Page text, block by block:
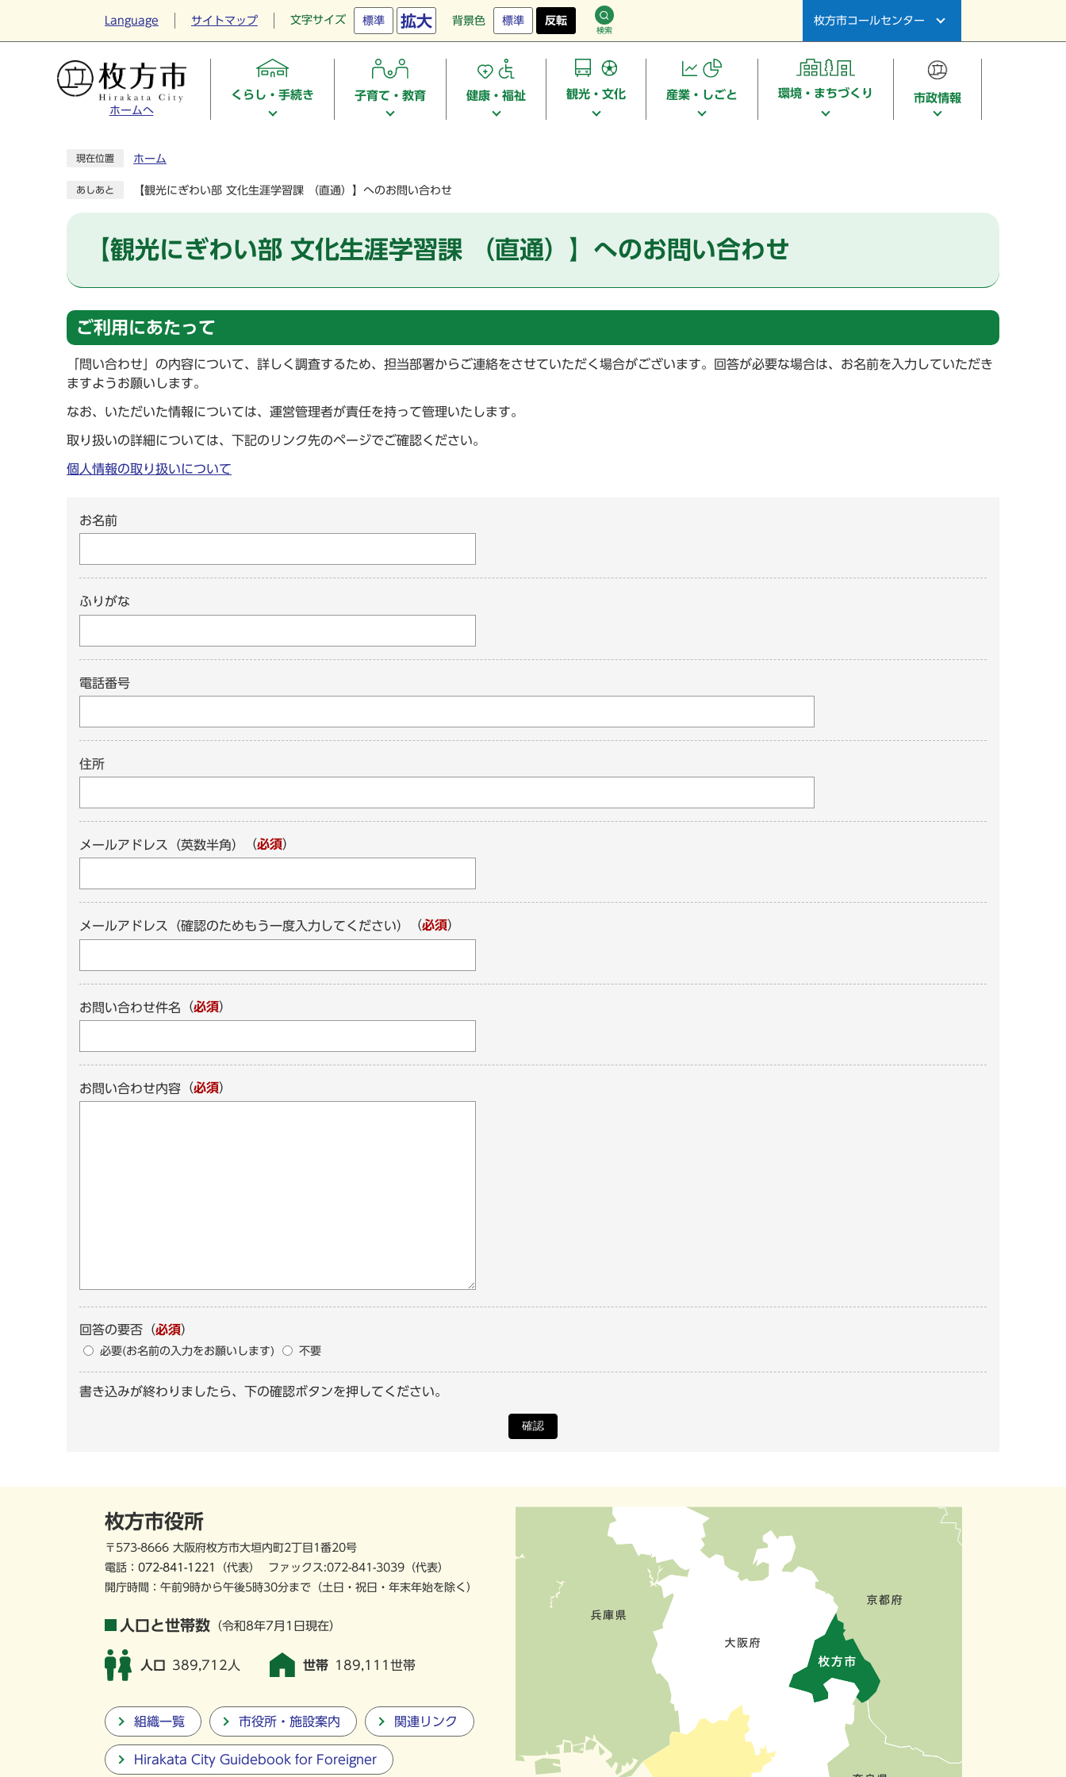
Language サイトマップ 文字サイズ 標準 拡大 背景色 標準 反転
検索
枚方市コールセンター
ホームへ
くらし・手続き 子育て・教育 健康・福祉 観光・文化 産業・しごと 環境・まちづくり 市政情報
現在位置 ホーム
あしあと 【観光にぎわい部 文化生涯学習課 （直通）】へのお問い合わせ
【観光にぎわい部 文化生涯学習課 （直通）】へのお問い合わせ
ご利用にあたって
「問い合わせ」の内容について、詳しく調査するため、担当部署からご連絡をさせていただく場合がございます。回答が必要な場合は、お名前を入力していただき
ますようお願いします。
なお、いただいた情報については、運営管理者が責任を持って管理いたします。
取り扱いの詳細については、下記のリンク先のページでご確認ください。
個人情報の取り扱いについて
お名前
ふりがな
電話番号
住所
メールアドレス（英数半角） （必須）
メールアドレス（確認のためもう一度入力してください） （必須）
お問い合わせ件名 （必須）
お問い合わせ内容 （必須）
回答の要否 （必須）
必要(お名前の入力をお願いします) 不要
書き込みが終わりましたら、下の確認ボタンを押してください。
確認
枚方市役所
〒573-8666 大阪府枚方市大垣内町2丁目1番20号
電話： 072-841-1221 （代表） ファックス:072-841-3039（代表）
開庁時間：午前9時から午後5時30分まで （土日・祝日・年末年始を除く）
人口と世帯数 （令和8年7月1日現在）
人口 389,712人 世帯 189,111世帯
組織一覧 市役所・施設案内 関連リンク
Hirakata City Guidebook for Foreigner